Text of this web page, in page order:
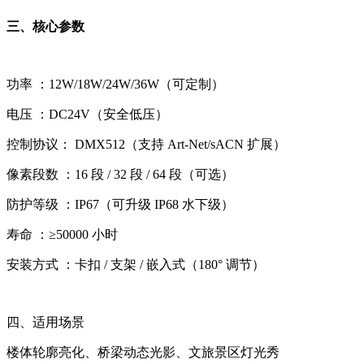
三、核心参数
功率 ：12W/18W/24W/36W（可定制）
电压 ：DC24V（安全低压）
控制协议： DMX512（支持 Art-Net/sACN 扩展）
像素段数 ：16 段 / 32 段 / 64 段（可选）
防护等级 ：IP67（可升级 IP68 水下级）
寿命 ：≥50000 小时
安装方式 ：卡扣 / 支架 / 嵌入式（180° 调节）
四、适用场景
楼体轮廓亮化、桥梁动态光影、文旅景区灯光秀